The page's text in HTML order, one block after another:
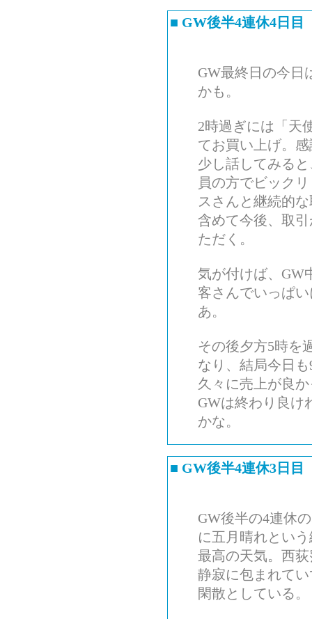
■ GW後半4連休4日目
GW最終日の今日
かも。
2時過ぎには「天
てお買い上げ。
少し話してみる
員の方でビック
スさんと継続的
含めて今後、取
ただく。
気が付けば、GW
客さんでいっぱ
あ。
その後夕方5時を
なり、結局今日
久々に売上が良
GWは終わり良け
かな。
■ GW後半4連休3日目
GW後半の4連休
に五月晴れとい
最高の天気。西
静寂に包まれて
閑散としている。